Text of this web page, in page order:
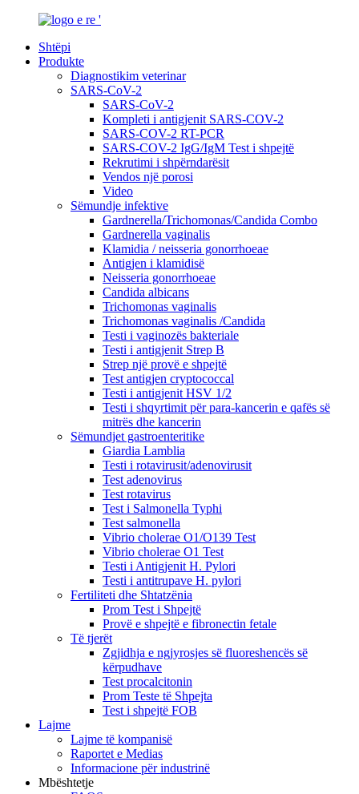
Shtëpi
Produkte
Diagnostikim veterinar
SARS-CoV-2
SARS-CoV-2
Kompleti i antigjenit SARS-COV-2
SARS-COV-2 RT-PCR
SARS-COV-2 IgG/IgM Test i shpejtë
Rekrutimi i shpërndarësit
Vendos një porosi
Video
Sëmundje infektive
Gardnerella/Trichomonas/Candida Combo
Gardnerella vaginalis
Klamidia / neisseria gonorrhoeae
Antigjen i klamidisë
Neisseria gonorrhoeae
Candida albicans
Trichomonas vaginalis
Trichomonas vaginalis /Candida
Testi i vaginozës bakteriale
Testi i antigjenit Strep B
Strep një provë e shpejtë
Test antigjen cryptococcal
Testi i antigjenit HSV 1/2
Testi i shqyrtimit për para-kancerin e qafës së
mitrës dhe kancerin
Sëmundjet gastroenteritike
Giardia Lamblia
Testi i rotavirusit/adenovirusit
Test adenovirus
Test rotavirus
Test i Salmonella Typhi
Test salmonella
Vibrio cholerae O1/O139 Test
Vibrio cholerae O1 Test
Testi i Antigjenit H. Pylori
Testi i antitrupave H. pylori
Fertiliteti dhe Shtatzënia
Prom Test i Shpejtë
Provë e shpejtë e fibronectin fetale
Të tjerët
Zgjidhja e ngjyrosjes së fluoreshencës së
kërpudhave
Test procalcitonin
Prom Teste të Shpejta
Test i shpejtë FOB
Lajme
Lajme të kompanisë
Raportet e Medias
Informacione për industrinë
Mbështetje